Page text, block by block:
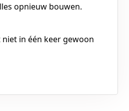
opnieuw bouwen.
in één keer gewoon